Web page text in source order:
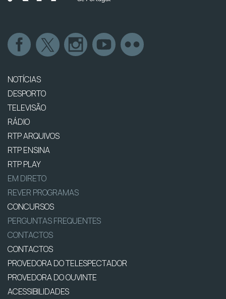
NOTÍCIAS
DESPORTO
TELEVISÃO
RÁDIO
RTP ARQUIVOS
RTP ENSINA
RTP PLAY
EM DIRETO
REVER PROGRAMAS
CONCURSOS
PERGUNTAS FREQUENTES
CONTACTOS
CONTACTOS
PROVEDORA DO TELESPECTADOR
PROVEDORA DO OUVINTE
ACESSIBILIDADES